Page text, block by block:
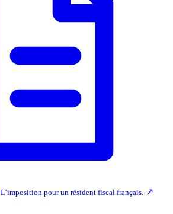
L’imposition pour un résident fiscal français. ↗